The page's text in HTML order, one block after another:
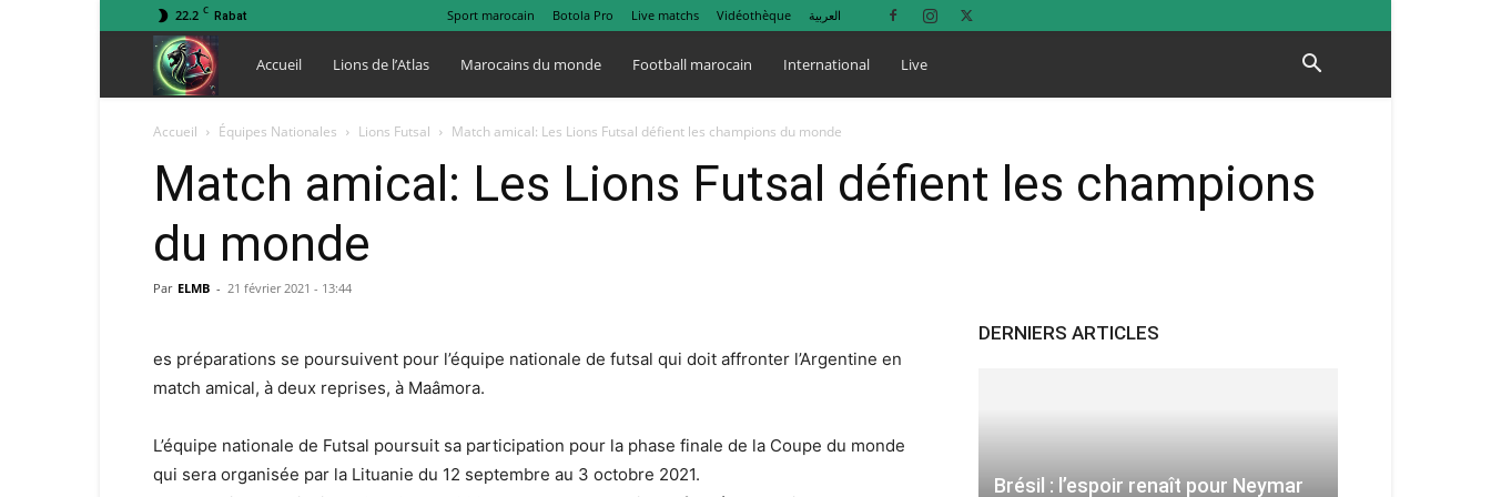
22.2 C Rabat Sport marocain Botola Pro Live matchs Vidéothèque العربية
Lions
de
l
Atlas
Accueil Lions de l’Atlas Marocains du monde Football marocain International Live
Accueil Équipes Nationales Lions Futsal Match amical: Les Lions Futsal défient les champions du monde
Match amical: Les Lions Futsal défient les champions
du monde
Par ELMB - 21 février 2021 - 13:44
es préparations se poursuivent pour l’équipe nationale de futsal qui doit affronter l’Argentine en
match amical, à deux reprises, à Maâmora.
L’équipe nationale de Futsal poursuit sa participation pour la phase finale de la Coupe du monde
qui sera organisée par la Lituanie du 12 septembre au 3 octobre 2021.
DERNIERS ARTICLES
Brésil : l’espoir renaît pour Neymar